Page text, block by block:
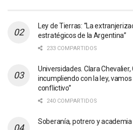
Ley de Tierras: “La
estratégicos de la Argentina”
233 COMPARTIDOS
Universidades. Clara Chevalier,
incumpliendo con la ley,
conflictivo”
240 COMPARTIDOS
Soberanía, potrero y academia